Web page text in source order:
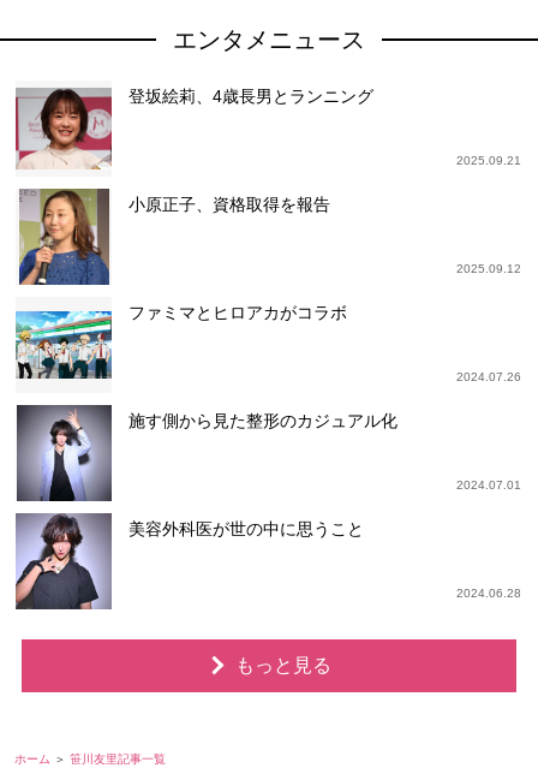
エンタメニュース
登坂絵莉、4歳長男とランニング
2025.09.21
小原正子、資格取得を報告
2025.09.12
ファミマとヒロアカがコラボ
2024.07.26
施す側から見た整形のカジュアル化
2024.07.01
美容外科医が世の中に思うこと
2024.06.28
もっと見る
ホーム 笹川友里記事一覧